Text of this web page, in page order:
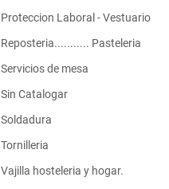
Proteccion Laboral - Vestuario
Reposteria........... Pasteleria
Servicios de mesa
Sin Catalogar
Soldadura
Tornilleria
Vajilla hosteleria y hogar.